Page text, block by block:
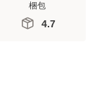
梱包
4.7